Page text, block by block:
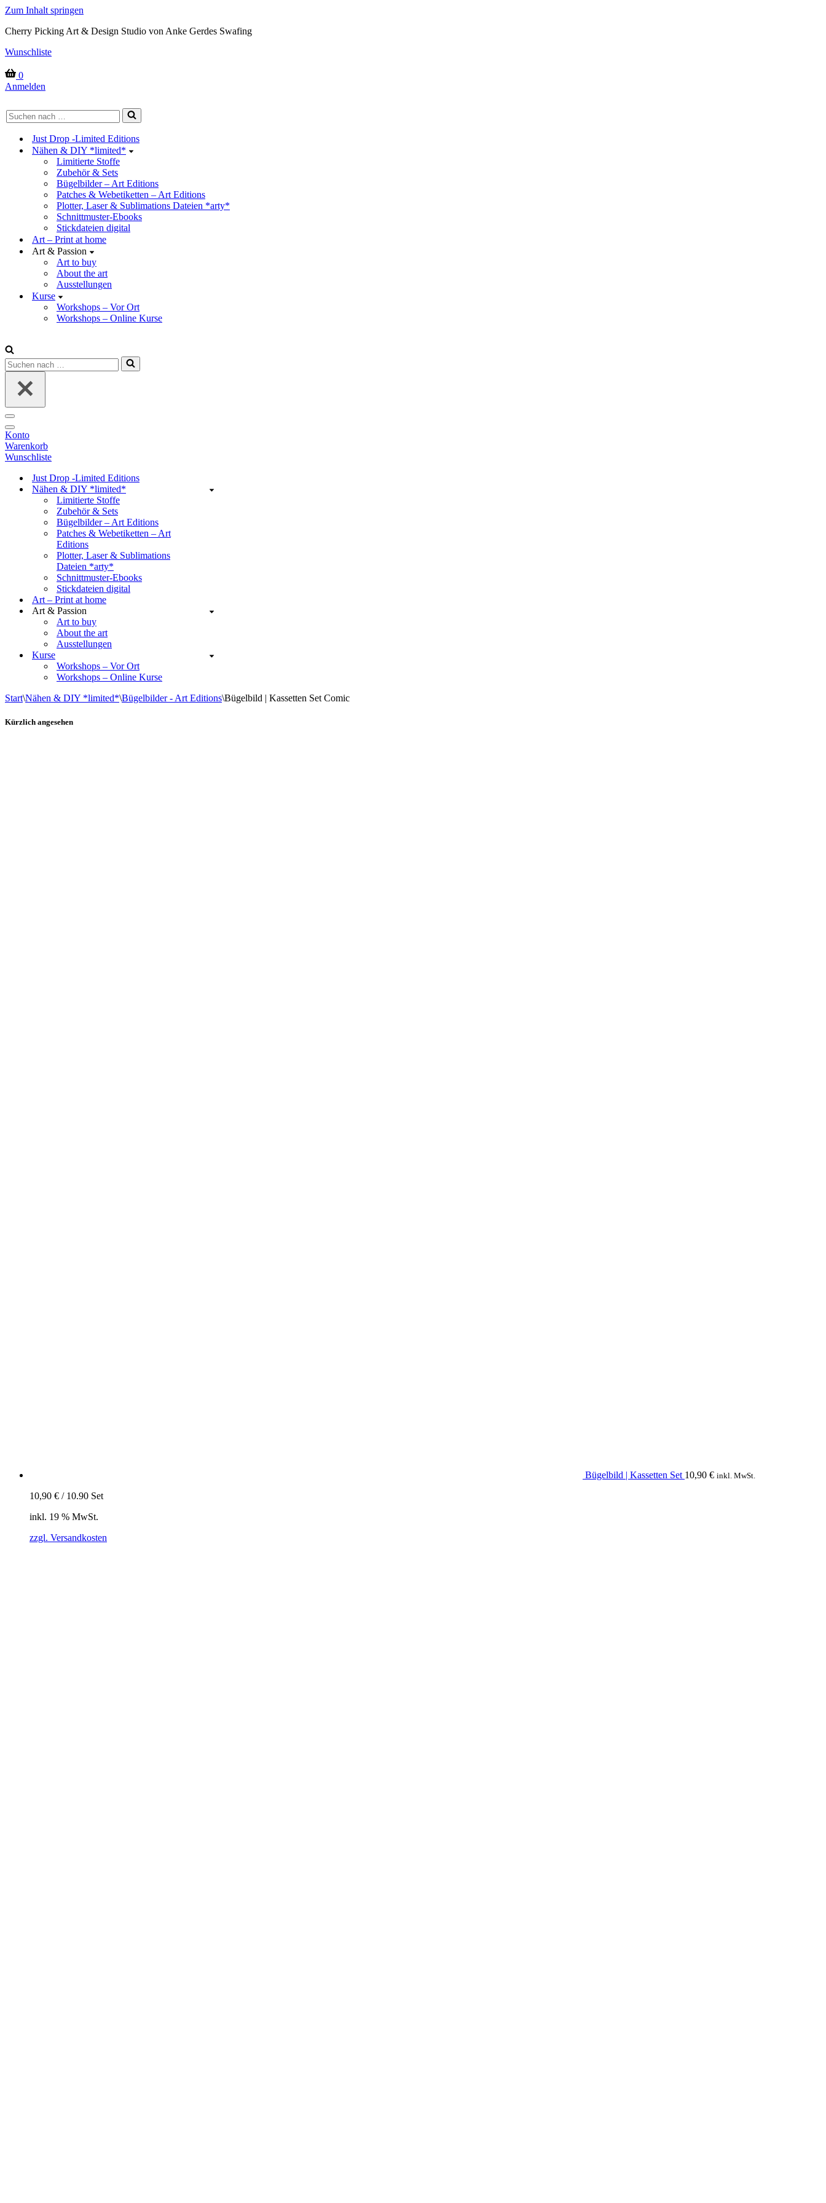
Zum Inhalt springen
Cherry Picking Art & Design Studio von Anke Gerdes Swafing
Wunschliste
Warenkorb
0
Anmelden
Suchen
nach …
Just Drop -Limited Editions
Nähen & DIY *limited*
Limitierte Stoffe
Zubehör & Sets
Bügelbilder – Art Editions
Patches & Webetiketten – Art Editions
Plotter, Laser & Sublimations Dateien *arty*
Schnittmuster-Ebooks
Stickdateien digital
Art – Print at home
Art & Passion
Art to buy
About the art
Ausstellungen
Kurse
Workshops – Vor Ort
Workshops – Online Kurse
Suchen
nach …
Navigations-
Menü
Navigations-
Menü
Konto
Warenkorb
Wunschliste
Just Drop -Limited Editions
Nähen & DIY *limited*
Limitierte Stoffe
Zubehör & Sets
Bügelbilder – Art Editions
Patches & Webetiketten – Art
Editions
Plotter, Laser & Sublimations
Dateien *arty*
Schnittmuster-Ebooks
Stickdateien digital
Art – Print at home
Art & Passion
Art to buy
About the art
Ausstellungen
Kurse
Workshops – Vor Ort
Workshops – Online Kurse
Start\Nähen & DIY *limited*\Bügelbilder - Art Editions\Bügelbild | Kassetten Set Comic
Kürzlich angesehen
Bügelbild | Kassetten Set 10,90 € inkl. MwSt.
10,90 € / 10.90 Set
inkl. 19 % MwSt.
zzgl. Versandkosten